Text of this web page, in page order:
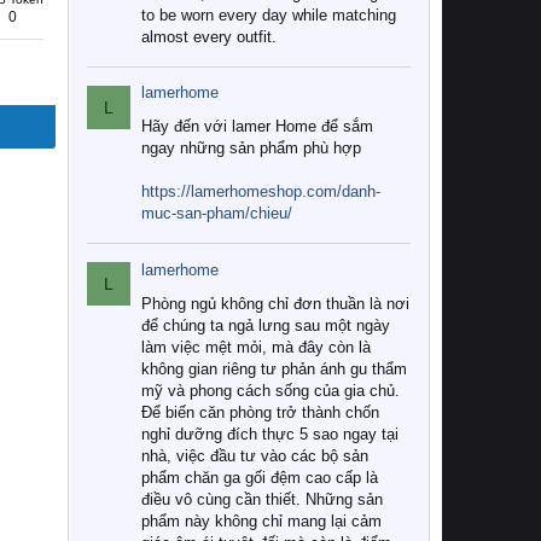
0
to be worn every day while matching
almost every outfit.
L
lamerhome
Hãy đến với lamer Home để sắm
ngay những sản phẩm phù hợp
https://lamerhomeshop.com/danh-
muc-san-pham/chieu/
L
lamerhome
Phòng ngủ không chỉ đơn thuần là nơi
để chúng ta ngả lưng sau một ngày
làm việc mệt mỏi, mà đây còn là
không gian riêng tư phản ánh gu thẩm
mỹ và phong cách sống của gia chủ.
Để biến căn phòng trở thành chốn
nghỉ dưỡng đích thực 5 sao ngay tại
nhà, việc đầu tư vào các bộ sản
phẩm chăn ga gối đệm cao cấp là
điều vô cùng cần thiết. Những sản
phẩm này không chỉ mang lại cảm